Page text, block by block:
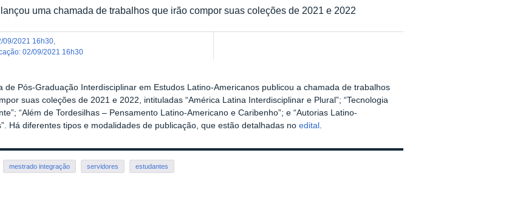
uma chamada de trabalhos que irão compor suas coleções de 2021 e 2022
09/2021 16h30
:02/09/2021 16h30
de Pós-Graduação Interdisciplinar em Estudos Latino-Americanos publicou a chamada de trabalhos
suas coleções de 2021 e 2022, intituladas “América Latina Interdisciplinar e Plural”; “Tecnologia
“Além de Tordesilhas – Pensamento Latino-Americano e Caribenho”; e “Autorias Latino-
Há diferentes tipos e modalidades de publicação, que estão detalhadas noedital
mestrado integração servidores estudantes